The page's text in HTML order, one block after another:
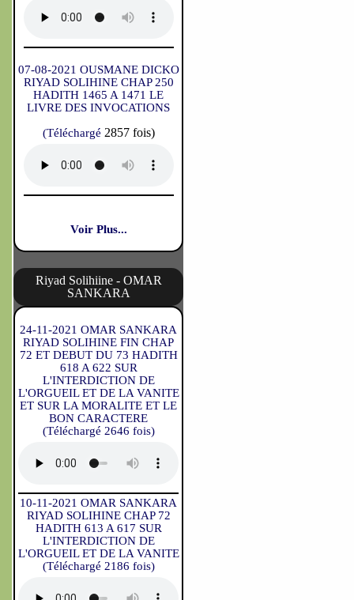
07-08-2021 OUSMANE DICKO
RIYAD SOLIHINE CHAP 250
HADITH 1465 A 1471 LE
LIVRE DES INVOCATIONS
(Téléchargé 2857 fois)
Voir Plus...
Riyad Solihiine - OMAR
SANKARA
24-11-2021 OMAR SANKARA
RIYAD SOLIHINE FIN CHAP
72 ET DEBUT DU 73 HADITH
618 A 622 SUR
L'INTERDICTION DE
L'ORGUEIL ET DE LA VANITE
ET SUR LA MORALITE ET LE
BON CARACTERE
(Téléchargé 2646 fois)
10-11-2021 OMAR SANKARA
RIYAD SOLIHINE CHAP 72
HADITH 613 A 617 SUR
L'INTERDICTION DE
L'ORGUEIL ET DE LA VANITE
(Téléchargé 2186 fois)